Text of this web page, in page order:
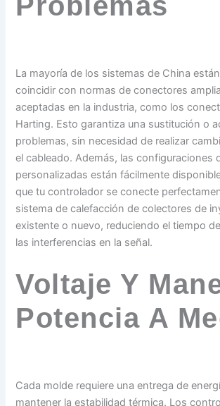
La mayoría de los sistemas de China
coincidir con normas de conectores
aceptadas en la industria, como los
Harting. Esto garantiza una sustitución o
problemas, sin necesidad de realizar
el cableado. Además, las configuraciones
personalizadas están fácilmente
que tu controlador se conecte
sistema de calefacción de colectores de
existente o nuevo, reduciendo el tiempo
las interferencias en la señal.
Voltaje Y
Potencia A
Cada molde requiere una entrega de
mantener la estabilidad térmica. Los